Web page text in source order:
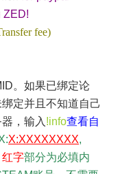
ZED!
fee)
。如果已绑定论
定并且不知道自己
，输入 !info查看自
X:XXXXXXXX,
红字部分为必填内